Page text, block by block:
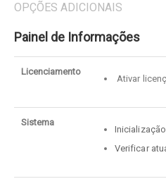
OPÇÕES ADICIONAIS
Painel de Informações
Licenciamento
Ativar
Sistema
Verificar